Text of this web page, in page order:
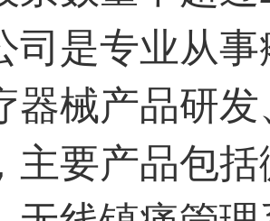
司是专业从
器械产品研
主要产品包